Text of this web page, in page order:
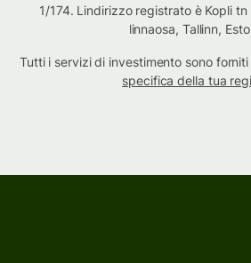
1/174. Lindirizzo registrato è Kopli tn
linnaosa, Tallinn,
Tutti i servizi di investimento sono
specifica della tua